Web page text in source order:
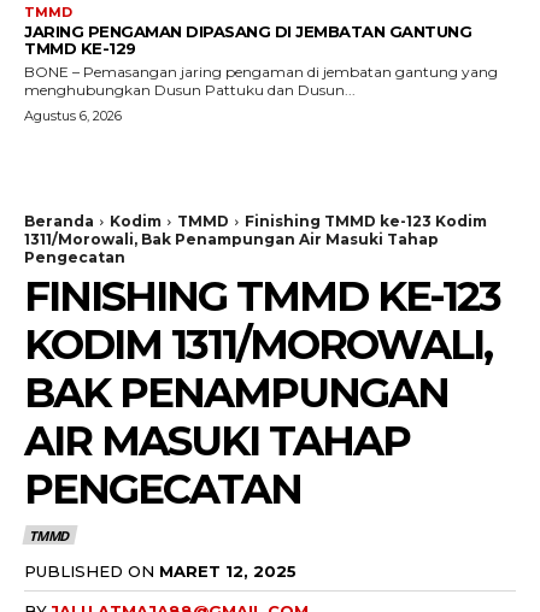
TMMD
JARING PENGAMAN DIPASANG DI JEMBATAN GANTUNG
TMMD KE-129
BONE – Pemasangan jaring pengaman di jembatan gantung yang
menghubungkan Dusun Pattuku dan Dusun...
Agustus 6, 2026